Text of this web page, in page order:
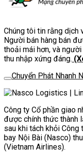
Chúng tôi tin rằng dịch
Người bán hàng bán
thoải mái hơn, và
thu nhập xứng đáng.
Chuyển Phát Nhanh
Công ty Cổ phần giao
được chính thức thành
sau khi tách khỏi Công
bay Nội Bài (Nasco)
(Vietnam Airlines).